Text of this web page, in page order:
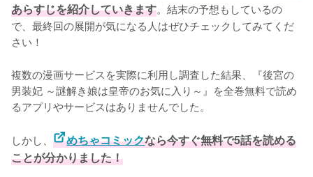
あらすじを紹介していきます。結末の予想もしているの
で、最終回の展開が気になる人はぜひチェックしてみてくだ
さい！
複数の漫画サービスを実際に利用し調査した結果、『後宮の
男装妃 ～謎解き娘は皇帝のお気に入り～』を全巻無料で読め
るアプリやサービスはありませんでした。
しかし、 めちゃコミックなら今すぐ無料で5話を読める
ことが分かりました！